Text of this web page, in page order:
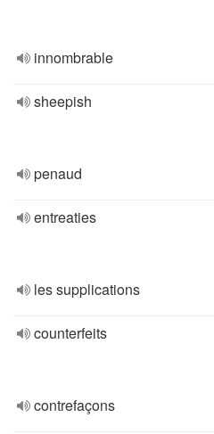
innombrable
sheepish
penaud
entreaties
les supplications
counterfeits
contrefaçons